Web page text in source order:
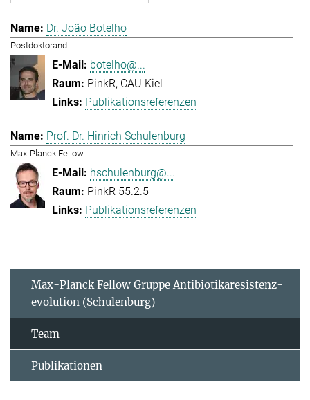
Dr. João Botelho
Postdoktorand
botelho@...
PinkR, CAU Kiel
Publikationsreferenzen
Prof. Dr. Hinrich Schulenburg
Max-Planck Fellow
hschulenburg@...
PinkR 55.2.5
Publikationsreferenzen
Max-Planck Fellow Gruppe Antibiotikaresistenz-
evolution (Schulenburg)
Team
Publikationen